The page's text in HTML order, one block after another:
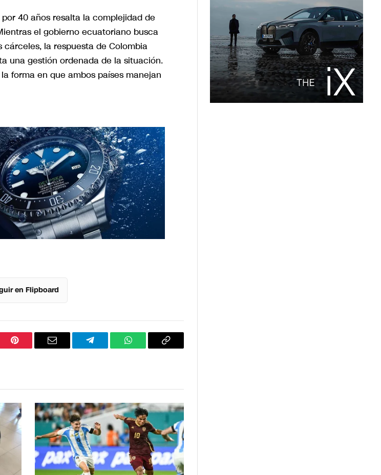
40 años resalta la complejidad de
el gobierno ecuatoriano busca
la respuesta de Colombia
una gestión ordenada de la situación.
forma en que ambos países manejan
en Flipboard
PinterestCorreo
TelegramWhatsAppCopiar